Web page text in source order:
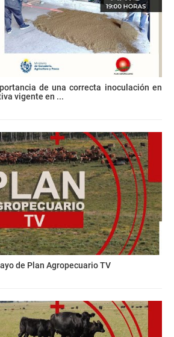
de una correcta inoculación en
vigente en ...
de Plan Agropecuario TV